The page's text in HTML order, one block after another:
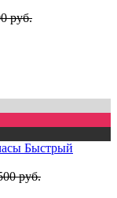
руб.
Быстрый
руб.